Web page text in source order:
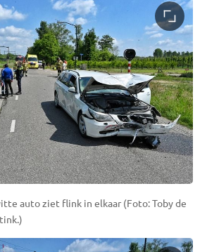
auto ziet flink in elkaar (Foto: Toby de